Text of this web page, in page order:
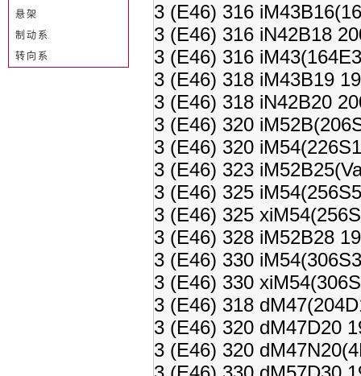
3 (E46) 316
3 (E46) 316 iN42B18
3 (E46) 316
3 (E46) 318 iM43B19
3 (E46) 318 iN42B20
3 (E46) 320
3 (E46) 320
3 (E46) 323
3 (E46) 325
3 (E46) 325
3 (E46) 328 iM52B28
3 (E46) 330
3 (E46) 330
3 (E46) 318
3 (E46) 320 dM47D20
3 (E46) 320
悬架
制动系
转向系